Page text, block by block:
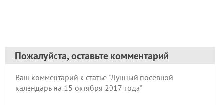
Пожалуйста, оставьте комментарий